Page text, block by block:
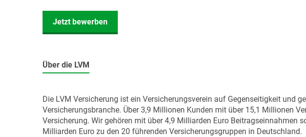
Jetzt bewerben
Über die LVM
Die LVM Versicherung ist ein Versicherungsverein auf Gegenseitigkeit und
Versicherungsbranche. Über 3,9 Millionen Kunden mit über 15,1 Millionen
Versicherung. Wir gehören mit über 4,9 Milliarden Euro Beitragseinnahmen
Milliarden Euro zu den 20 führenden Versicherungsgruppen in Deutschland.